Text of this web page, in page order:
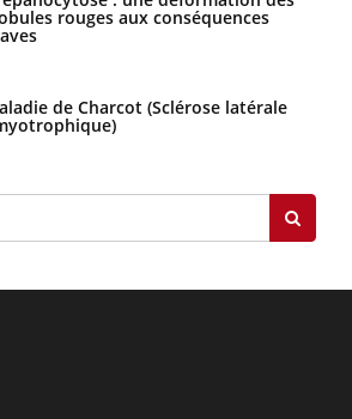
rouges aux conséquences
de Charcot (Sclérose latérale